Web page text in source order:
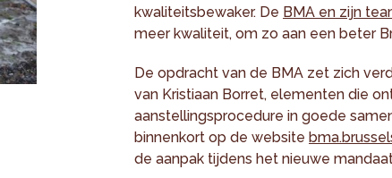
kwaliteitsbewaker. De BMA en zijn
meer kwaliteit, om zo aan een beter
De opdracht van de BMA zet zich
van Kristiaan Borret, elementen die
aanstellingsprocedure in goede
binnenkort op de website
de aanpak tijdens het nieuwe